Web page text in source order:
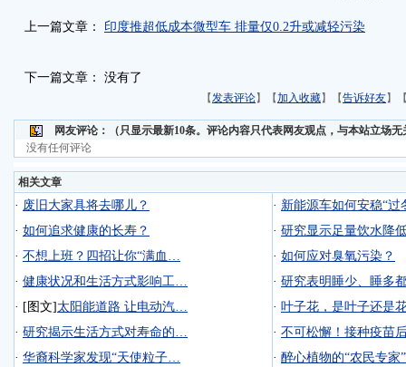
上一篇文章： 印度推超低成本微型车 排量仅0.2升或减轻污染
下一篇文章： 没有了
【发表评论】【加入收藏】【告诉好友】
网友评论：
（只显示最新10条。评论内容只代表网友观点，与本站立场无
没有任何评论
相关文章
· 废旧大家具将去哪儿？
· 如何追求健康的长寿？
· 不想上班？四招让你“满血…
· 健康状况和生活方式影响工…
· [图文] 太阳能道路 让电动汽…
· 研究揭示生活方式对寿命的…
· 华裔科学家发现“天使粒子…
· 新能源车如何安稳“
· 研究显示足量饮水降
· 如何应对臭氧污染？
· 研究表明睡少、睡多
· 叶子花，是叶子还是
· 不可松懈！接种疫苗
· 醉心植物的“农民专家”